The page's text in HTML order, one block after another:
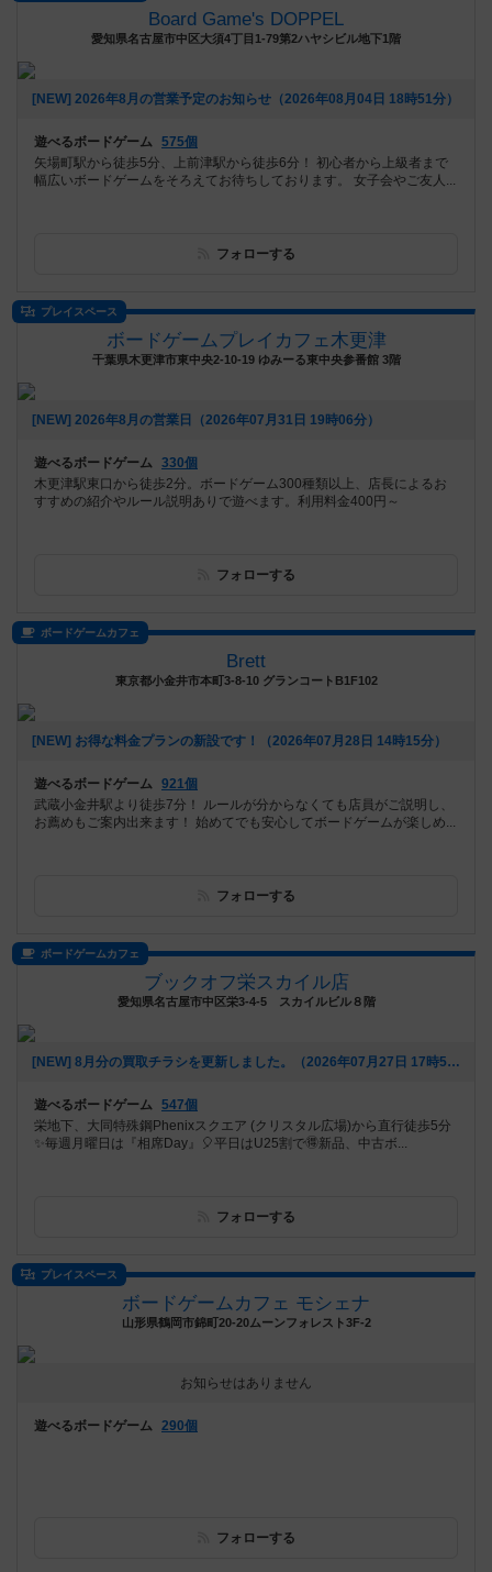
Board Game's DOPPEL
愛知県名古屋市中区大須4丁目1-79第2ハヤシビル地下1階
[NEW] 2026年8月の営業予定のお知らせ（2026年08月04日 18時51分）
遊べるボードゲーム 575個
矢場町駅から徒歩5分、上前津駅から徒歩6分！ 初心者から上級者まで
幅広いボードゲームをそろえてお待ちしております。 女子会やご友人...
フォローする
プレイスペース
ボードゲームプレイカフェ木更津
千葉県木更津市東中央2-10-19 ゆみーる東中央参番館 3階
[NEW] 2026年8月の営業日（2026年07月31日 19時06分）
遊べるボードゲーム 330個
木更津駅東口から徒歩2分。ボードゲーム300種類以上、店長によるお
すすめの紹介やルール説明ありで遊べます。利用料金400円～
フォローする
ボードゲームカフェ
Brett
東京都小金井市本町3-8-10 グランコートB1F102
[NEW] お得な料金プランの新設です！（2026年07月28日 14時15分）
遊べるボードゲーム 921個
武蔵小金井駅より徒歩7分！ ルールが分からなくても店員がご説明し、
お薦めもご案内出来ます！ 始めてでも安心してボードゲームが楽しめ...
フォローする
ボードゲームカフェ
ブックオフ栄スカイル店
愛知県名古屋市中区栄3-4-5 スカイルビル８階
[NEW] 8月分の買取チラシを更新しました。（2026年07月27日 17時53分）
遊べるボードゲーム 547個
栄地下、大同特殊鋼Phenixスクエア (クリスタル広場)から直行徒歩5分
✨毎週月曜日は『相席Day』🎈平日はU25割で🉐新品、中古ボ...
フォローする
プレイスペース
ボードゲームカフェ モシェナ
山形県鶴岡市錦町20-20ムーンフォレスト3F-2
お知らせはありません
遊べるボードゲーム 290個
フォローする